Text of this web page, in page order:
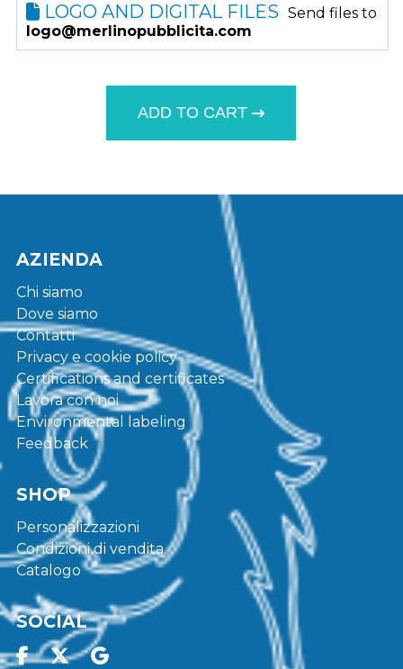
LOGO AND DIGITAL FILES Send files to
logo@merlinopubblicita.com
ADD TO CART
AZIENDA
Chi siamo
Dove siamo
Contatti
Privacy e cookie policy
Certifications and certificates
Lavora con noi
Environmental labeling
Feedback
SHOP
Personalizzazioni
Condizioni di vendita
Catalogo
SOCIAL